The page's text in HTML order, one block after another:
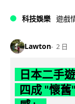
科技娛樂 遊戲
Lawton 2 日
日本二手
四成 "懷